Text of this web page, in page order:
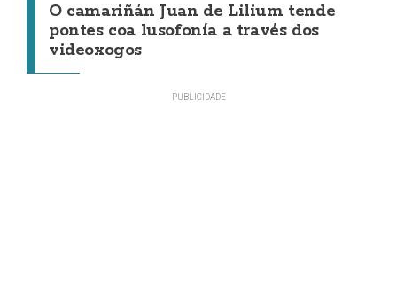
O camariñán Juan de Lilium tende
pontes coa lusofonía a través dos
videoxogos